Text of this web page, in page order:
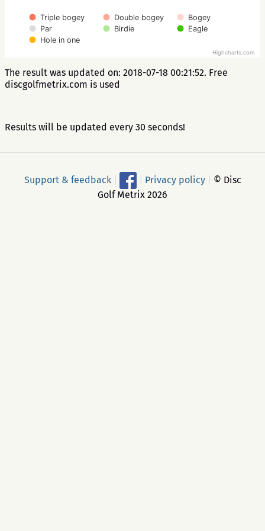
Triple bogey Double bogey
Bogey
Par
Birdie
Eagle
Hole in one
Highcharts.com
The result was updated on: 2018-07-18 00:21:52. Free
discgolfmetrix.com is used
Results will be updated every 30 seconds!
Support & feedback Privacy policy
© Disc
Golf Metrix 2026